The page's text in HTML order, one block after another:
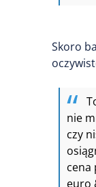
Skoro
nie
czy
cena
euro